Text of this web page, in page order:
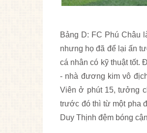
Bảng D: FC Phú Châu
nhưng họ đã để lại ấn
cá nhân có kỹ thuật tốt.
- nhà đương kim vô
Viên ở phút 15, tưởng
trước đó thì từ một pha
Duy Thịnh đệm bóng